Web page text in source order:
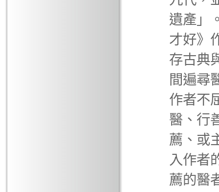
遺產」
才好》
存古典
間遍尋
作者不
醫、行
薦、或
入作者
薦的醫